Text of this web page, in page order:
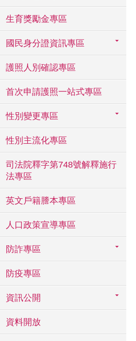
生育獎勵金專區
國民身分證資訊專區
護照人別確認專區
首次申請護照一站式專區
性別變更專區
性別主流化專區
司法院釋字第748號解釋施行
法專區
英文戶籍謄本專區
人口政策宣導專區
防詐專區
防疫專區
資訊公開
資料開放